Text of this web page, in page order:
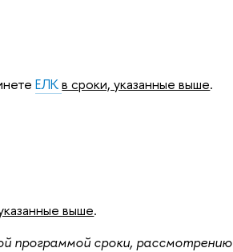
ЕЛКв сроки, указанные выше.
выше.
программой сроки, рассмотрению